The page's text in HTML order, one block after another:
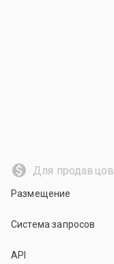
Для продавцов
Размещение
Система запросов
API